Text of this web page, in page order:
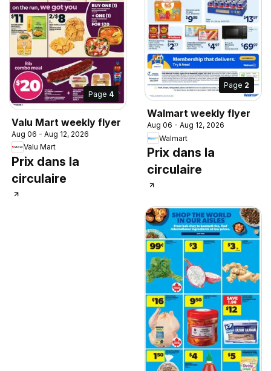
Page 4
Valu Mart weekly flyer
Aug 06 - Aug 12, 2026
Valu Mart
Prix dans la
circulaire
Page 2
Walmart weekly flyer
Aug 06 - Aug 12, 2026
Walmart
Prix dans la
circulaire